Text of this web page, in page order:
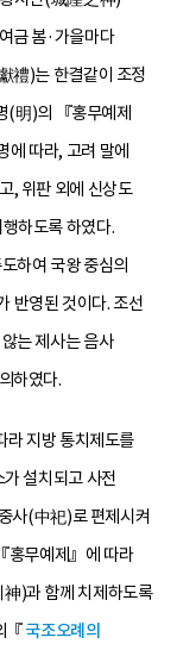
금 봄·가을마다
禮)는 한결같이 조정
(明)의 『홍무예제
따라, 고려 말에
, 위판 외에 신상도
하도록 하였다.
하여 국왕 중심의
반영된 것이다. 조선
는 제사는 음사
하였다.
라 지방 통치제도를
설치되고 사전
사(中祀)로 편제시켜
홍무예제』에 따라
)과 함께 치제하도록
『국조오례의